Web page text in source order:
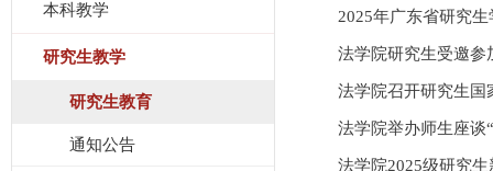
本科教学
研究生教学
研究生教育
通知公告
2025年广东省研究
法学院研究生受邀参
法学院召开研究生国
法学院举办师生座谈
法学院2025级研究